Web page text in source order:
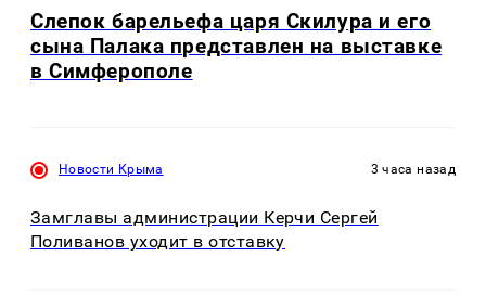
Слепок барельефа царя Скилура и его
сына Палака представлен на выставке
в Симферополе
Новости Крыма 3 часа назад
Замглавы администрации Керчи Сергей
Поливанов уходит в отставку